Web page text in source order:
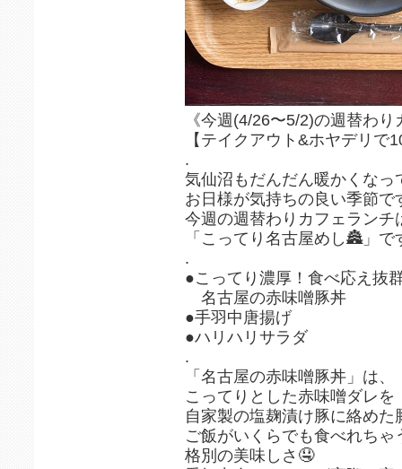
《今週(4/26〜5/2)の週替わ
【テイクアウト&ホヤデリで
.
気仙沼もだんだん暖かくな
お日様が気持ちの良い季節で
今週の週替わりカフェランチ
「こってり名古屋めし🏯」で
.
●こってり濃厚！食べ応え抜
名古屋の赤味噌豚丼
●手羽中唐揚げ
●ハリハリサラダ
.
「名古屋の赤味噌豚丼」は、
こってりとした赤味噌ダレを
自家製の塩麹漬け豚に絡めた
ご飯がいくらでも食べれちゃ
格別の美味しさ🤤